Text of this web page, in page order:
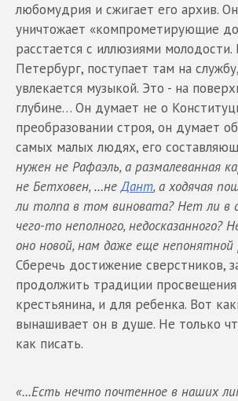
любомудрия и сжигает его архив.
уничтожает «компрометирующие
расстается с иллюзиями
Петербург, поступает там на
увлекается музыкой. Это - на
глубине… Он думает не о
преобразовании строя, он думает
самых малых людях, его
нужен не Рафаэль, а размалеванная
не Бетховен, …неДант, а ходячая
ли толпа в том виновата? Нет ли в
чего-то неполного, недосказанного?
оно новой, нам даже еще непонятной
Сберечь достижение сверстников,
продолжить традиции
крестьянина, и для ребенка. Вот
вынашивает он в душе. Не только
как писать.
«...Есть нечто почтенное в наших